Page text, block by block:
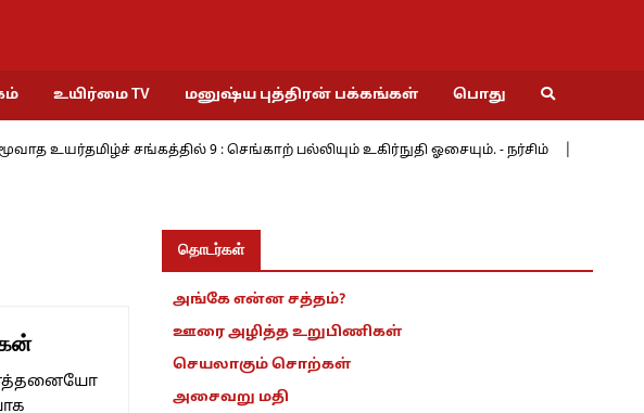
உயிர்மை TV மனுஷ்ய புத்திரன் பக்கங்கள் பொது
சங்கத்தில் 9 : செங்காற் பல்லியும் உகிர்நுதி ஓசையும். - நர்சிம்
தொடர்கள்
அங்கே என்ன சத்தம்?
ஊரை அழித்த உறுபிணிகள்
செயலாகும் சொற்கள்
அசைவறு மதி